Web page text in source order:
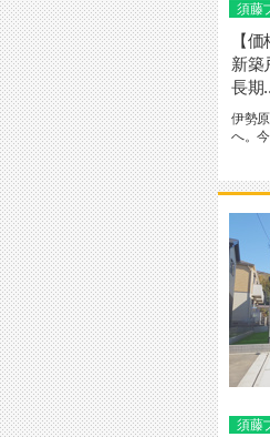
須藤
【
新築
長期
伊勢
へ。
須藤